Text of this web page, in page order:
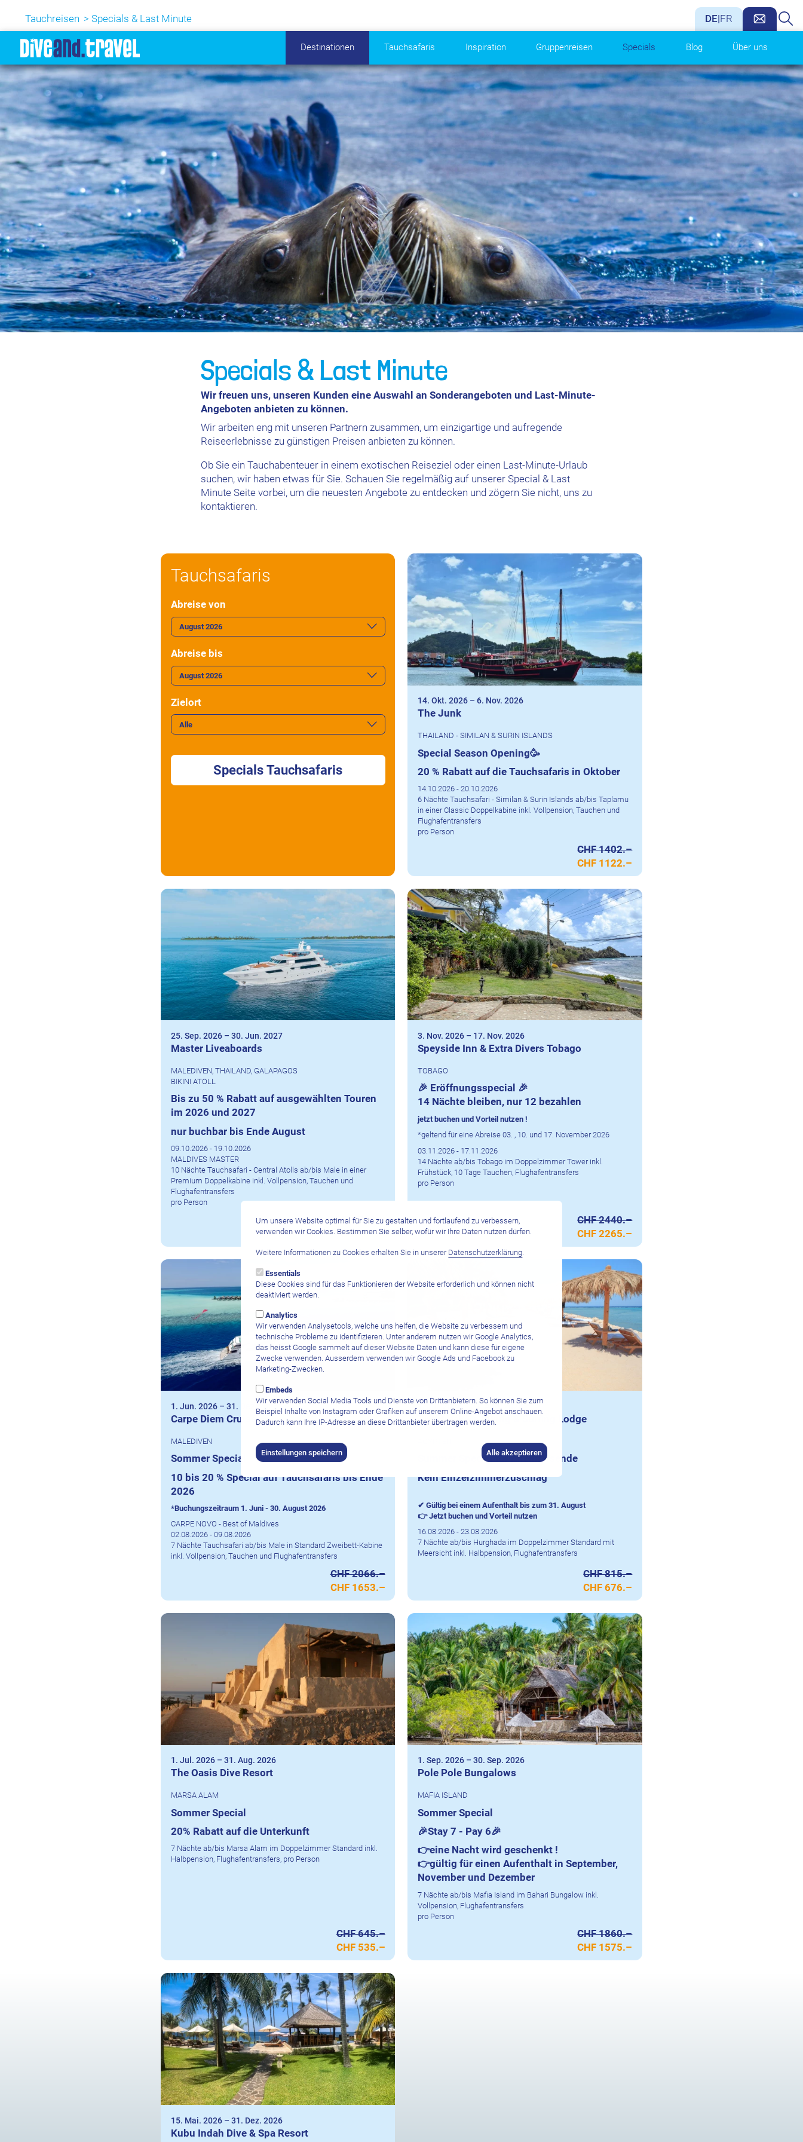
Tauchreisen Specials & Last Minute DE|FR
Destinationen Tauchsafaris Inspiration Gruppenreisen Specials Blog Über uns
Specials & Last Minute
Wir freuen uns, unseren Kunden eine Auswahl an Sonderangeboten und Last-Minute-
Angeboten anbieten zu können.
Wir arbeiten eng mit unseren Partnern zusammen, um einzigartige und aufregende
Reiseerlebnisse zu günstigen Preisen anbieten zu können.
Ob Sie ein Tauchabenteuer in einem exotischen Reiseziel oder einen Last-Minute-Urlaub
suchen, wir haben etwas für Sie. Schauen Sie regelmäßig auf unserer Special & Last
Minute Seite vorbei, um die neuesten Angebote zu entdecken und zögern Sie nicht, uns zu
kontaktieren.
Tauchsafaris
Abreise von
Abreise bis
Zielort
Specials Tauchsafaris
14. Okt. 2026 –6. Nov. 2026
The Junk
THAILAND - SIMILAN & SURIN ISLANDS
Special Season Opening🥳
20 % Rabatt auf die Tauchsafaris in Oktober
14.10.2026 - 20.10.2026
6 Nächte Tauchsafari - Similan & Surin Islands ab/bis Taplamu
in einer Classic Doppelkabine inkl. Vollpension, Tauchen und
Flughafentransfers
pro Person
CHF 1402.–
CHF 1122.–
25. Sep. 2026– 30. Jun. 2027
Master Liveaboards
MALEDIVEN, THAILAND, GALAPAGOS
BIKINI ATOLL
Bis zu 50 % Rabatt auf ausgewählten Touren
im 2026 und 2027
nur buchbar bis Ende August
09.10.2026 - 19.10.2026
MALDIVES MASTER
10 Nächte Tauchsafari - Central Atolls ab/bis Male in einer
Premium Doppelkabine inkl. Vollpension, Tauchen und
Flughafentransfers
pro Person
CHF 2762.–
CHF 1933.–
3. Nov. 2026 – 17. Nov. 2026
Speyside Inn & Extra Divers Tobago
TOBAGO
🎉 Eröffnungsspecial 🎉
14 Nächte bleiben, nur 12 bezahlen
jetzt buchen und Vorteil nutzen !
*geltend für eine Abreise 03. , 10. und 17. November 2026
03.11.2026 - 17.11.2026
14 Nächte ab/bis Tobago im Doppelzimmer Tower inkl.
Frühstück, 10 Tage Tauchen, Flughafentransfers
pro Person
CHF 2440.–
CHF 2265.–
1. Jun. 2026– 31. Dez. 2026
Carpe Diem Cruises
MALEDIVEN
Sommer Special
10 bis 20 % Special auf Tauchsafaris bis Ende
2026
*Buchungszeitraum 1. Juni - 30. August 2026
CARPE NOVO - Best of Maldives
02.08.2026 - 09.08.2026
7 Nächte Tauchsafari ab/bis Male in Standard Zweibett-Kabine
inkl. Vollpension, Tauchen und Flughafentransfers
CHF 2066.–
CHF 1653.–
1. Jul. 2026–31. Aug. 2026
The Breakers Diving & Surfing Lodge
Summer Special für Alleinreisende
Kein Einzelzimmerzuschlag
✔ Gültig bei einem Aufenthalt bis zum 31. August
👉 Jetzt buchen und Vorteil nutzen
16.08.2026 - 23.08.2026
7 Nächte ab/bis Hurghada im Doppelzimmer Standard mit
Meersicht inkl. Halbpension, Flughafentransfers
CHF 815.–
CHF 676.–
1. Jul. 2026– 31. Aug. 2026
The Oasis Dive Resort
MARSA ALAM
Sommer Special
20% Rabatt auf die Unterkunft
7 Nächte ab/bis Marsa Alam im Doppelzimmer Standard inkl.
Halbpension, Flughafentransfers, pro Person
CHF 645.–
CHF 535.–
1. Sep. 2026 –30. Sep. 2026
Pole Pole Bungalows
MAFIA ISLAND
Sommer Special
🎉Stay 7 - Pay 6🎉
👉eine Nacht wird geschenkt !
👉gültig für einen Aufenthalt in September,
November und Dezember
7 Nächte ab/bis Mafia Island im Bahari Bungalow inkl.
Vollpension, Flughafentransfers
pro Person
CHF 1860.–
CHF 1575.–
15. Mai. 2026– 31. Dez. 2026
Kubu Indah Dive & Spa Resort
Um unsere Website optimal für Sie zu gestalten und fortlaufend zu verbessern,
verwenden wir Cookies. Bestimmen Sie selber, wofür wir Ihre Daten nutzen dürfen.
Weitere Informationen zu Cookies erhalten Sie in unserer Datenschutzerklärung
Essentials
Diese Cookies sind für das Funktionieren der Website erforderlich und können nicht
deaktiviert werden.
Analytics
Wir verwenden Analysetools, welche uns helfen, die Website zu verbessern und
technische Probleme zu identifizieren. Unter anderem nutzen wir Google Analytics,
das heisst Google sammelt auf dieser Website Daten und kann diese für eigene
Zwecke verwenden. Ausserdem verwenden wir Google Ads und Facebook zu
Marketing-Zwecken.
Embeds
Wir verwenden Social Media Tools und Dienste von Drittanbietern. So können Sie zum
Beispiel Inhalte von Instagram oder Grafiken auf unserem Online-Angebot anschauen.
Dadurch kann Ihre IP-Adresse an diese Drittanbieter übertragen werden.
Einstellungen speichern Alle akzeptieren